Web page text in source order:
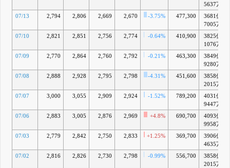
5637万
07/13
2,794 2,806 2,669 2,670 -3.75% 477,300
3681億
7005万
07/10
2,821 2,851 2,756 2,774 -0.64% 410,900
3825億
1076万
07/09
2,770 2,864 2,760 2,792 -0.21% 463,300
3849億
9280万
07/08
2,888 2,928 2,795 2,798 -4.31% 451,600
3858億
2015万
07/07
3,000 3,055 2,909 2,924 -1.52% 789,200
4031億
9447万
07/06
2,883 3,005 2,876 2,969 +4.8% 690,700
4093億
9958万
07/03 2,779 2,842 2,750 2,833 +1.25% 369,700
3906億
4635万
07/02
2,816 2,826 2,730 2,798 -0.99% 556,700
3858億
2015万